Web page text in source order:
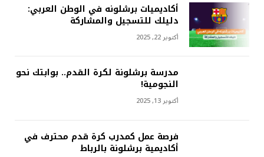
أكاديميات برشلونه في الوطن العربي:
دليلك للتسجيل والمشاركة
أكتوبر 22, 2025
مدرسة برشلونة لكرة القدم.. بوابتك نحو
النجومية!
أكتوبر 13, 2025
فرصة عمل كمدرب كرة قدم محترف في
أكاديمية برشلونة بالرباط